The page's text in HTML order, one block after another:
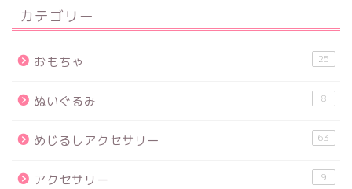
カテゴリー
おもちゃ 25
ぬいぐるみ 8
めじるしアクセサリー 63
アクセサリー 9